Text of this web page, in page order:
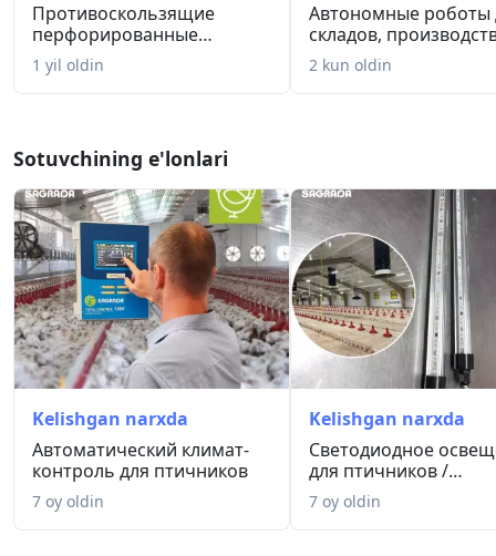
Противоскользящие
перфорированные
резиновые коврик...
1 yil oldin
Автономные роботы
складов,
рестор...
2 kun oldin
Sotuvchining e'lonlari
Kelishgan narxda
Автоматический климат-
контроль для птичников
7 oy oldin
Kelishgan narxda
Светодиодное
для птичников /
Parrandachi...
7 oy oldin